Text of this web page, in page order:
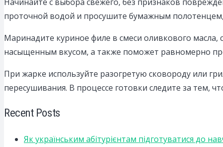
проточной водой и просушите бумажным
Маринадите куриное филе в смеси оливкового
насыщенным вкусом, а также поможет равномерно
При жарке используйте разогретую сковороду или
пересушивания. В процессе готовки следите за тем,
Recent Posts
Як українським абітурієнтам підготуватися до